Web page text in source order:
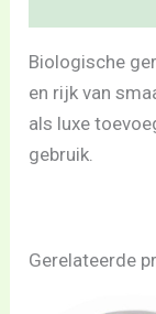
Biologische
en rijk van
als luxe
gebruik.
Gerelateerde